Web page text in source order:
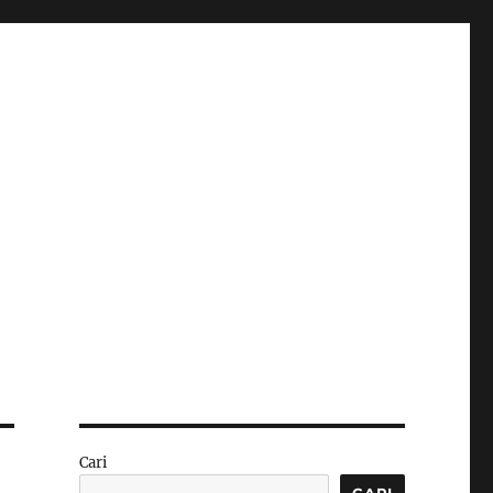
Cari